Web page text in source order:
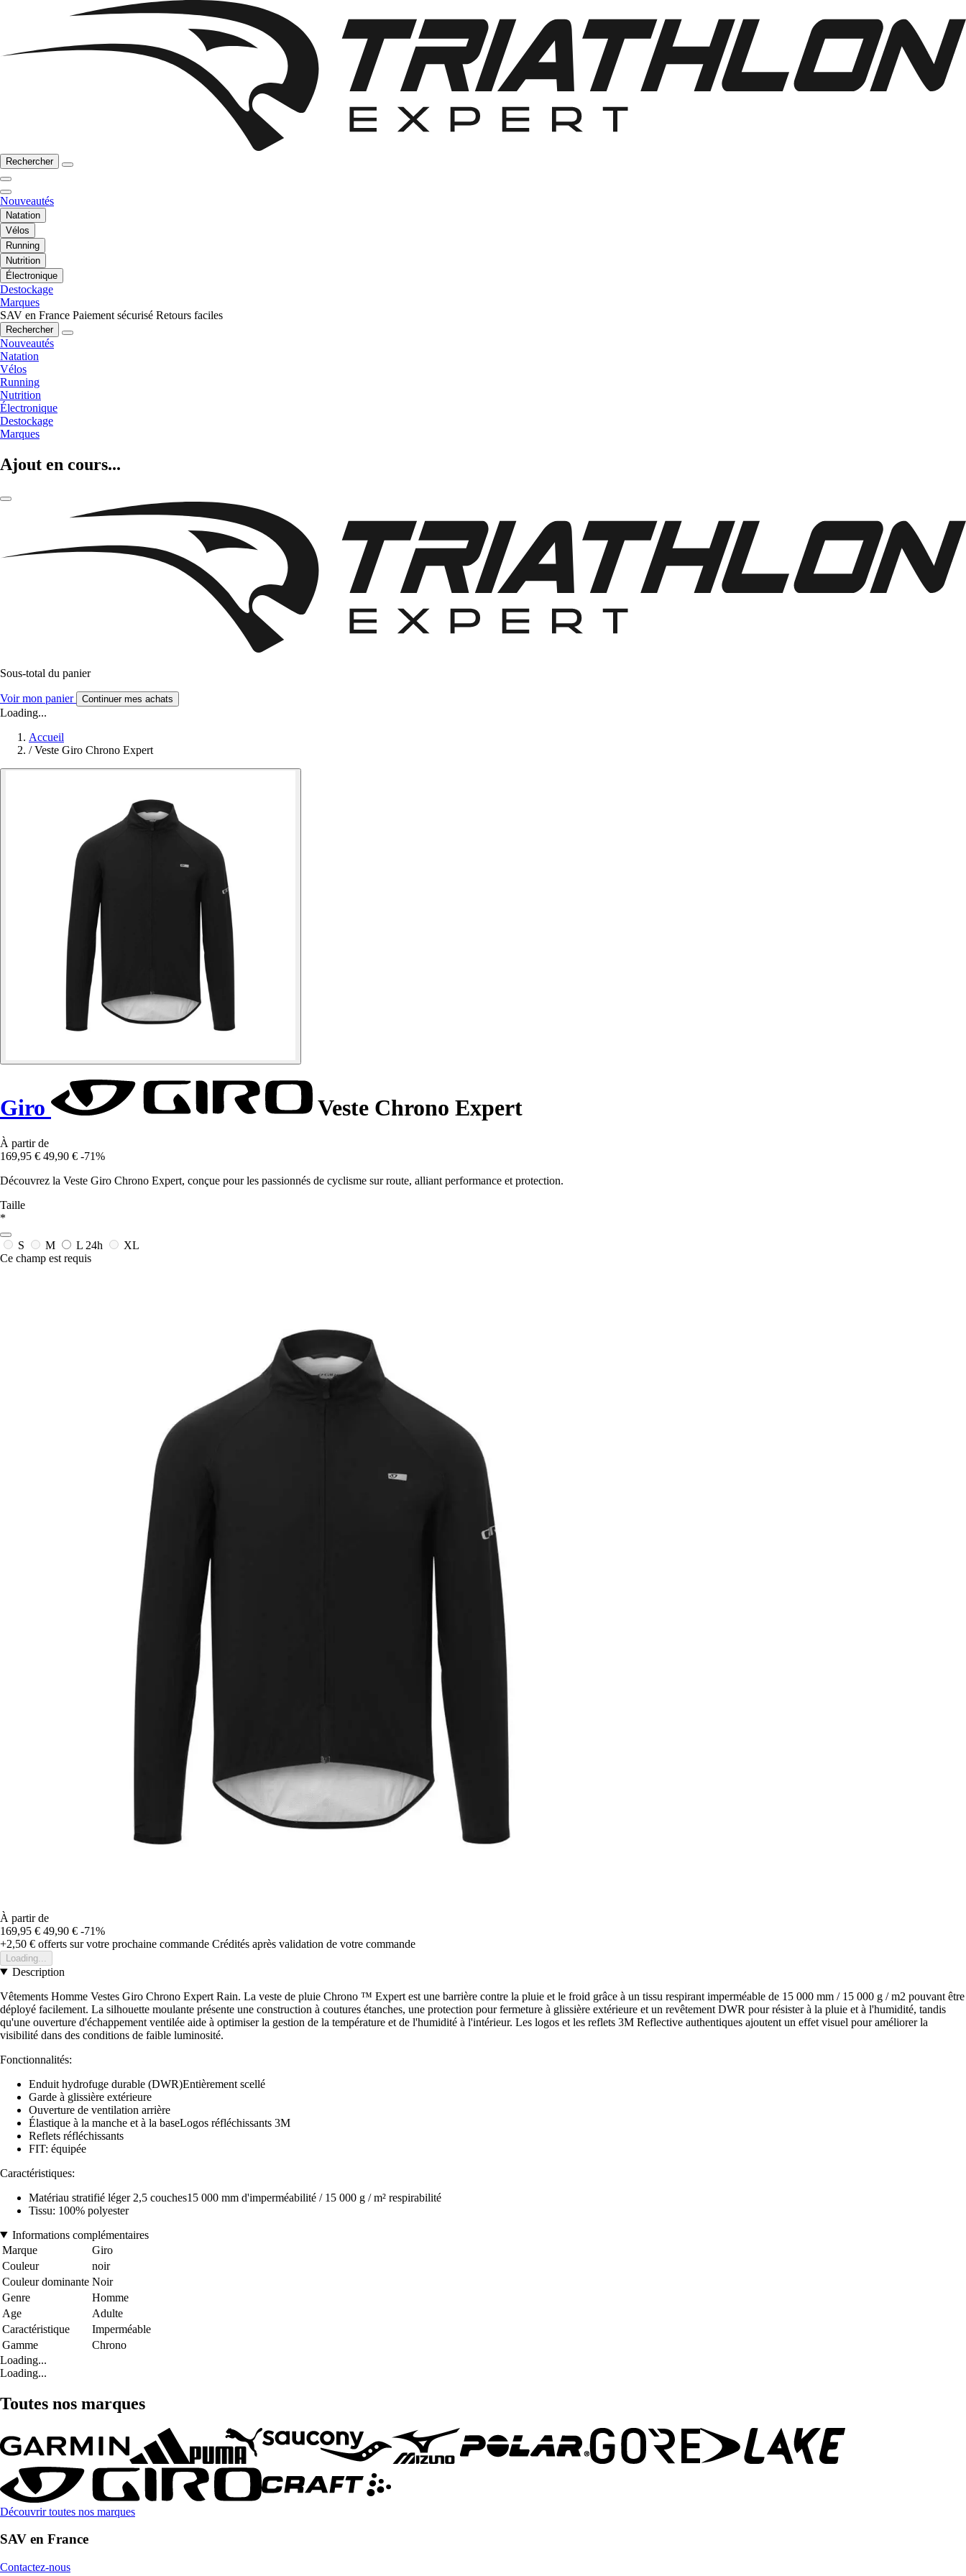
Rechercher
Nouveautés
Natation
Vélos
Running
Nutrition
Électronique
Destockage
Marques
SAV en France Paiement sécurisé Retours faciles
Rechercher
Nouveautés
Natation
Vélos
Running
Nutrition
Électronique
Destockage
Marques
Ajout en cours...
Sous-total du panier
Voir mon panier Continuer mes achats
Loading...
Accueil
/ Veste Giro Chrono Expert
Giro Veste Chrono Expert
À partir de
169,95 € 49,90 € -71%
Découvrez la Veste Giro Chrono Expert, conçue pour les passionnés de cyclisme sur route, alliant performance et protection.
Taille
*
S M L 24h
XL
Ce champ est requis
À partir de
169,95 € 49,90 € -71%
+2,50 € offerts sur votre prochaine commande Crédités après validation de votre commande
Loading...
Description
Vêtements Homme Vestes Giro Chrono Expert Rain. La veste de pluie Chrono ™ Expert est une barrière contre la pluie et le froid grâce à un tissu respirant imperméable de 15 000 mm / 15 000 g / m2 pouvant être
déployé facilement. La silhouette moulante présente une construction à coutures étanches, une protection pour fermeture à glissière extérieure et un revêtement DWR pour résister à la pluie et à l'humidité, tandis
qu'une ouverture d'échappement ventilée aide à optimiser la gestion de la température et de l'humidité à l'intérieur. Les logos et les reflets 3M Reflective authentiques ajoutent un effet visuel pour améliorer la
visibilité dans des conditions de faible luminosité.
Fonctionnalités:
Enduit hydrofuge durable (DWR)Entièrement scellé
Garde à glissière extérieure
Ouverture de ventilation arrière
Élastique à la manche et à la baseLogos réfléchissants 3M
Reflets réfléchissants
FIT: équipée
Caractéristiques:
Matériau stratifié léger 2,5 couches15 000 mm d'imperméabilité / 15 000 g / m² respirabilité
Tissu: 100% polyester
Informations complémentaires
Marque
Giro
Couleur
noir
Couleur dominante Noir
Genre
Homme
Age
Adulte
Caractéristique
Imperméable
Gamme
Chrono
Loading...
Loading...
Toutes nos marques
Découvrir toutes nos marques
SAV en France
Contactez-nous